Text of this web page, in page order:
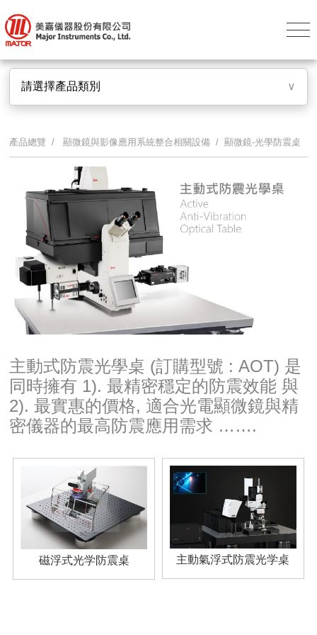
請選擇產品類別 ∨
產品總覽 / 顯微鏡與影像應用系統整合相關設備 / 顯微鏡-光學防震桌
主動式防震光學桌 (訂購型號 : AOT) 是
同時擁有 1). 最精密穩定的防震效能 與
2). 最實惠的價格, 適合光電顯微鏡與精
密儀器的最高防震應用需求 …….
磁浮式光学防震桌 主動氣浮式防震光学桌